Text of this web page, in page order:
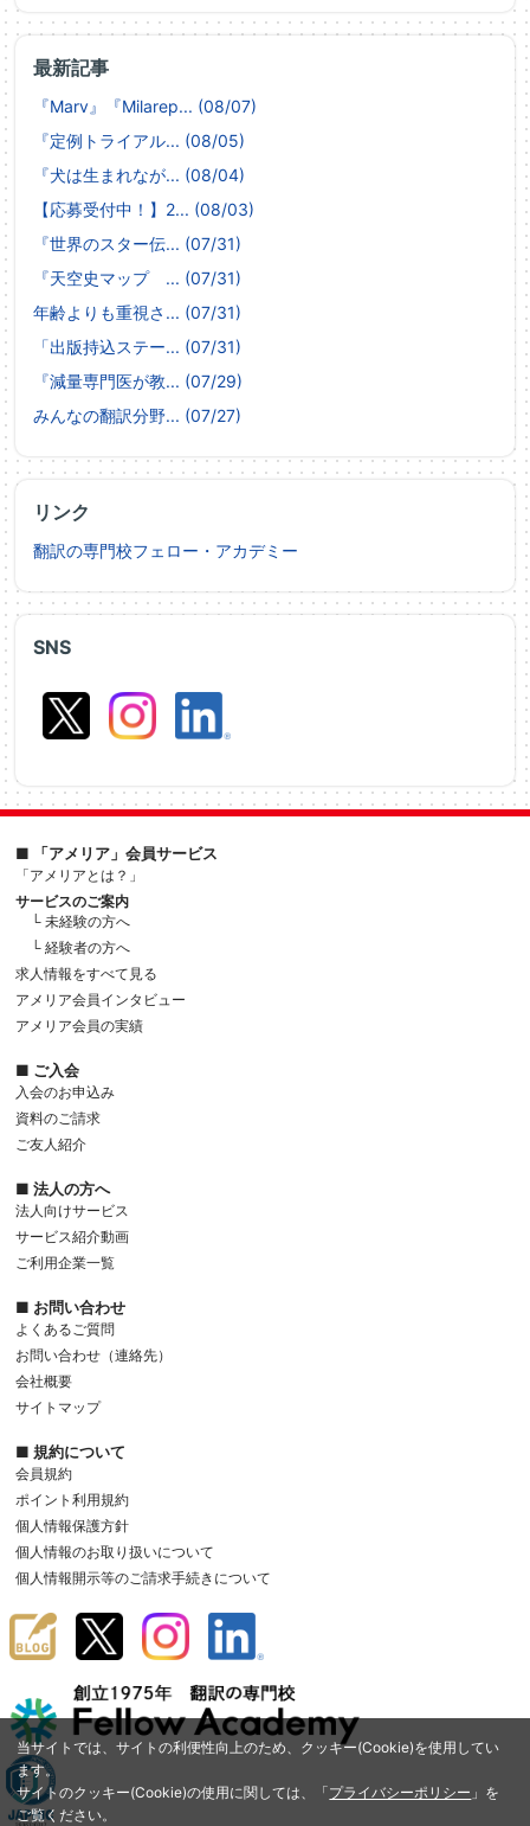
当サイトでは、サイトの利便性向上のため、クッキー(Cookie)を使用してい
ます。
サイトのクッキー(Cookie)の使用に関しては、「プライバシーポリシー 」を
ご覧ください。
SNS
最新記事
『Marv』『Milarep... (08/07)
『定例トライアル... (08/05)
『犬は生まれなが... (08/04)
【応募受付中！】2... (08/03)
『世界のスター伝... (07/31)
『天空史マップ ... (07/31)
年齢よりも重視さ... (07/31)
「出版持込ステー... (07/31)
『減量専門医が教... (07/29)
みんなの翻訳分野... (07/27)
リンク
翻訳の専門校フェロー・アカデミー
■ 「アメリア」会員サービス
「アメリアとは？」
サービスのご案内
└ 未経験の方へ
└ 経験者の方へ
求人情報をすべて見る
アメリア会員インタビュー
アメリア会員の実績
■ ご入会
入会のお申込み
資料のご請求
ご友人紹介
■ 法人の方へ
法人向けサービス
サービス紹介動画
ご利用企業一覧
■ お問い合わせ
よくあるご質問
お問い合わせ（連絡先）
会社概要
サイトマップ
■ 規約について
会員規約
ポイント利用規約
個人情報保護方針
個人情報のお取り扱いについて
個人情報開示等のご請求手続きについて